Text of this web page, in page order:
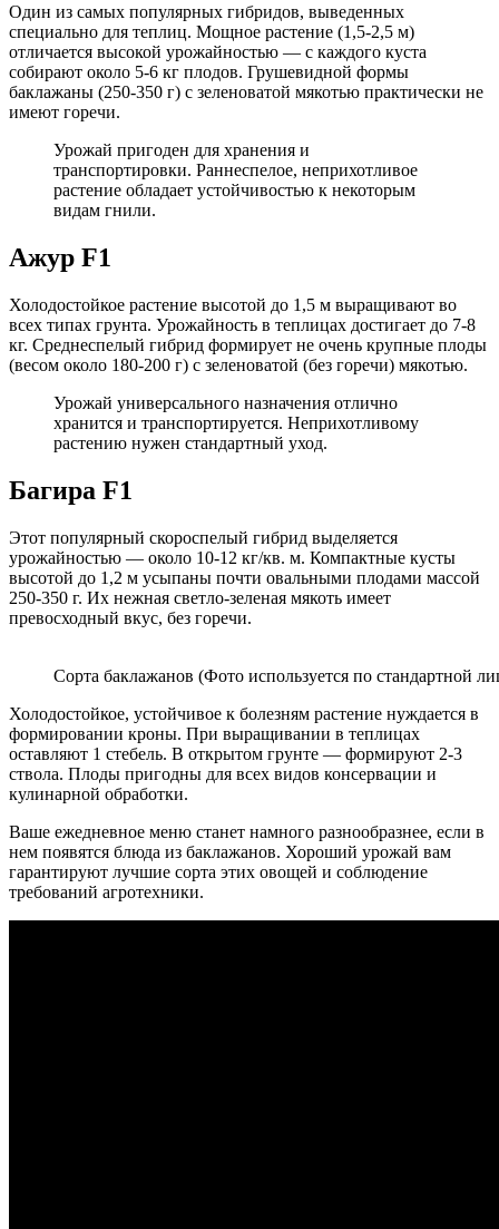
Один из самых популярных гибридов, выведенных
специально для теплиц. Мощное растение (1,5-2,5 м)
отличается высокой урожайностью — с каждого куста
собирают около 5-6 кг плодов. Грушевидной формы
баклажаны (250-350 г) с зеленоватой мякотью практически не
имеют горечи.
Урожай пригоден для хранения и
транспортировки. Раннеспелое, неприхотливое
растение обладает устойчивостью к некоторым
видам гнили.
Ажур F1
Холодостойкое растение высотой до 1,5 м выращивают во
всех типах грунта. Урожайность в теплицах достигает до 7-8
кг. Среднеспелый гибрид формирует не очень крупные плоды
(весом около 180-200 г) с зеленоватой (без горечи) мякотью.
Урожай универсального назначения отлично
хранится и транспортируется. Неприхотливому
растению нужен стандартный уход.
Багира F1
Этот популярный скороспелый гибрид выделяется
урожайностью — около 10-12 кг/кв. м. Компактные кусты
высотой до 1,2 м усыпаны почти овальными плодами массой
250-350 г. Их нежная светло-зеленая мякоть имеет
превосходный вкус, без горечи.
Сорта баклажанов (Фото используется по стандартной
Холодостойкое, устойчивое к болезням растение нуждается в
формировании кроны. При выращивании в теплицах
оставляют 1 стебель. В открытом грунте — формируют 2-3
ствола. Плоды пригодны для всех видов консервации и
кулинарной обработки.
Ваше ежедневное меню станет намного разнообразнее, если в
нем появятся блюда из баклажанов. Хороший урожай вам
гарантируют лучшие сорта этих овощей и соблюдение
требований агротехники.